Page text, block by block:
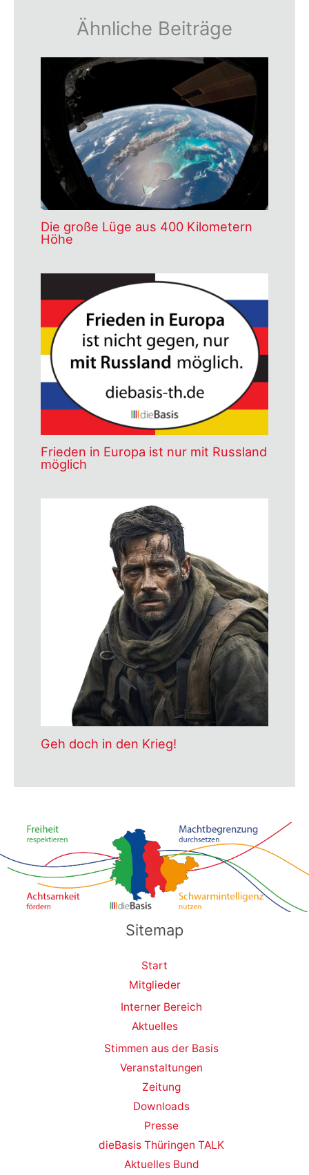
Ähnliche Beiträge
Die große Lüge aus 400 Kilometern
Höhe
Frieden in Europa ist nur mit Russland
möglich
Geh doch in den Krieg!
Sitemap
Start
Mitglieder
Interner Bereich
Aktuelles
Stimmen aus der Basis
Veranstaltungen
Zeitung
Downloads
Presse
dieBasis Thüringen TALK
Aktuelles Bund